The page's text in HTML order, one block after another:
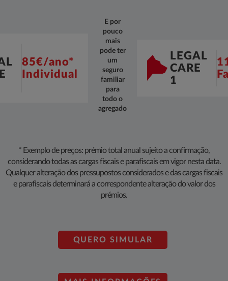
85€/ano*
Individual
E por
pouco
mais
pode ter
um
seguro
familiar
para
todo o
agregado
LEGAL
CARE
1
* Exemplo de preços: prémio total anual sujeito a confirmação,
considerando todas as cargas fiscais e parafi​scais em vigor nesta data.
Qualquer alteração dos pressupostos considerados e das cargas fiscais
e parafiscais determinará a correspondente alteração do valor dos
prémios.
QUERO SIMULAR